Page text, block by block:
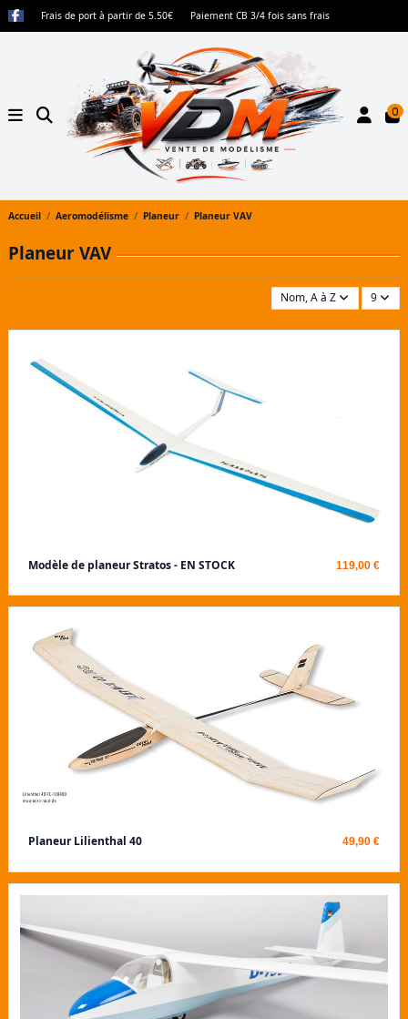
Frais de port à partir de 5.50€ Paiement CB 3/4 fois sans frais
0
Accueil Aeromodélisme Planeur Planeur VAV
Planeur VAV
Nom, A à Z 9
Modèle de planeur Stratos - EN STOCK 119,00 €
Planeur Lilienthal 40 49,90 €